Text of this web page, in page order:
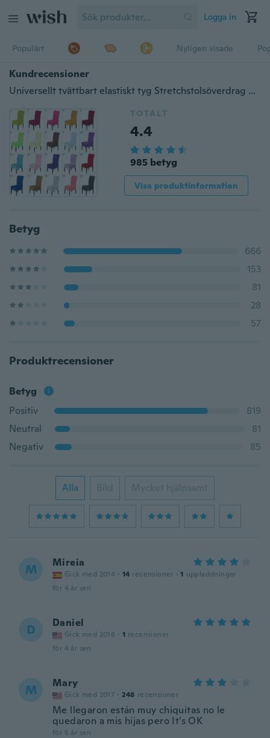
Logga in
Populärt Nyligen visade
Kundrecensioner
Universellt tvättbart elastiskt tyg Stretchstolsöverdrag Överdrag hemmamatsal Hotell bröllopsfestdekorationer
TOTALT
4.4
985 betyg
Visa produktinformation
Betyg
666
153
81
28
57
Produktrecensioner
Betyg
Positiv
819
Neutral
81
Negativ
85
Alla Bild Mycket hjälpsamt
M Mireia
Gick med 2014 · 14 recensioner · 1 uppladdningar
för 4 år sen
D Daniel
Gick med 2018 · 1 recensioner
för 4 år sen
M Mary
Gick med 2017 · 248 recensioner
Me llegaron están muy chiquitas no le
quedaron a mis hijas pero It’s OK
för 5 år sen